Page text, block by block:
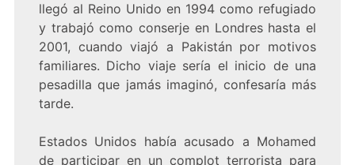
llegó al Reino Unido en 1994 como refugiado
y trabajó como conserje en Londres hasta el
2001, cuando viajó a Pakistán por motivos
familiares. Dicho viaje sería el inicio de una
pesadilla que jamás imaginó, confesaría más
tarde.
Estados Unidos había acusado a Mohamed
de participar en un complot terrorista para